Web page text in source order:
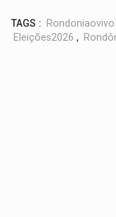
TAGS : Rondoniaovivo
Eleições2026 ,